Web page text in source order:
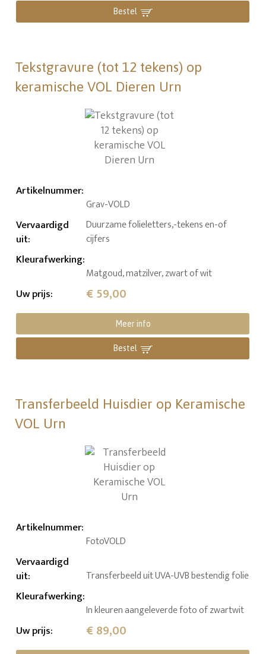
Bestel
Tekstgravure (tot 12 tekens) op
keramische VOL Dieren Urn
Artikelnummer:
Grav-VOLD
Vervaardigd
uit:
Duurzame folieletters,-tekens en-of
cijfers
Kleurafwerking:
Matgoud, matzilver, zwart of wit
Uw prijs: € 59,00
Meer info
Bestel
Transferbeeld Huisdier op Keramische
VOL Urn
Artikelnummer:
FotoVOLD
Vervaardigd
uit: Transferbeeld uit UVA-UVB bestendig folie
Kleurafwerking:
In kleuren aangeleverde foto of zwartwit
Uw prijs: € 89,00